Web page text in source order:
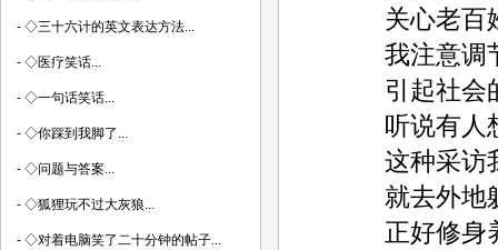
关心老百
我注意调
引起社会
听说有人
这种采访
就去外地
正好修身
- ◇三十六计的英文表达方法...
- ◇医疗笑话...
- ◇一句话笑话...
- ◇你踩到我脚了...
- ◇问题与答案...
- ◇狐狸玩不过大灰狼...
- ◇对着电脑笑了二十分钟的帖子...